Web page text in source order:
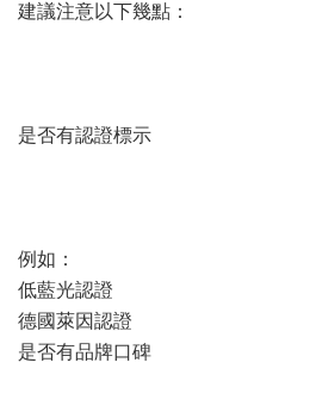
建議注意以下幾點：
是否有認證標示
例如：
低藍光認證
德國萊因認證
是否有品牌口碑